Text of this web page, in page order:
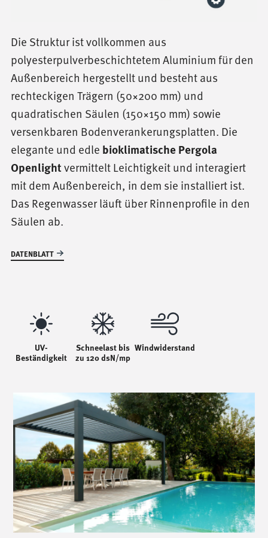
Die Struktur ist vollkommen aus
polyesterpulverbeschichtetem Aluminium für den
Außenbereich hergestellt und besteht aus
rechteckigen Trägern (50×200 mm) und
quadratischen Säulen (150×150 mm) sowie
versenkbaren Bodenverankerungsplatten. Die
elegante und edle bioklimatische Pergola
Openlightvermittelt Leichtigkeit und interagiert
mit dem Außenbereich, in dem sie installiert ist.
Das Regenwasser läuft über Rinnenprofile in den
Säulen ab.
DATENBLATT
UV-
Beständigkeit
Schneelast bis
zu 120 dsN/mp
Windwiderstand